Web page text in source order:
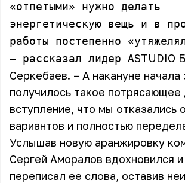
«отпетыми» нужно делать
энергетическую вещь и в
работы постепенно
– рассказал лидер ASTUDIO
Серкебаев. – А накануне начала
получилось такое потрясающее
вступление, что мы отказались
вариантов и полностью
Услышав новую аранжировку
Сергей Аморалов вдохновился и
переписал ее слова, оставив